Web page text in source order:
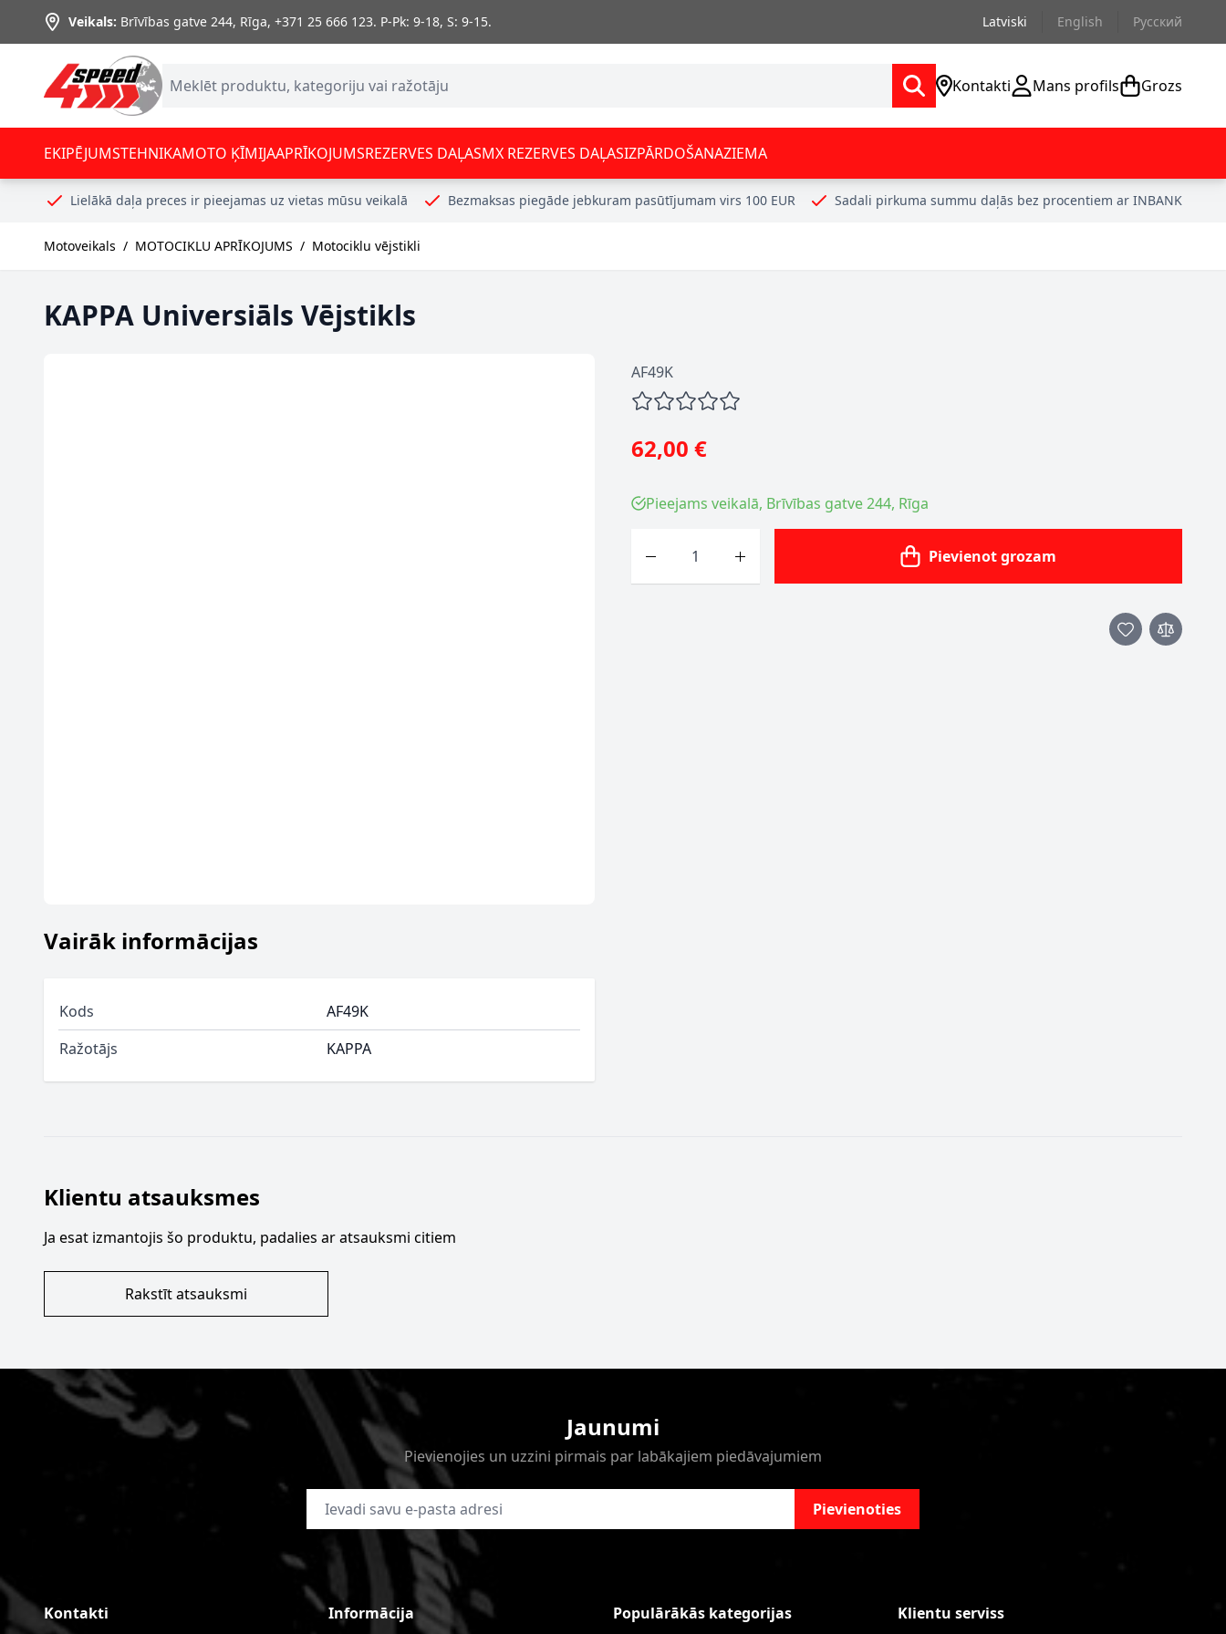
Skip to Content
Veikals: Brīvības gatve 244, Rīga, +371 25 666 123. P-Pk: 9-18, S: 9-15. Latviski English Русский
Kontakti Mans profils Grozs
EKIPĒJUMSTEHNIKAMOTO ĶĪMIJAAPRĪKOJUMSREZERVES DAĻASMX REZERVES DAĻASIZPĀRDOŠANAZIEMA
Lielākā daļa preces ir pieejamas uz vietas mūsu veikalā Bezmaksas piegāde jebkuram pasūtījumam virs 100 EUR Sadali pirkuma summu daļās bez procentiem ar INBANK
Motoveikals / MOTOCIKLU APRĪKOJUMS / Motociklu vējstikli
KAPPA Universiāls Vējstikls
AF49K
62,00 €
Pieejams veikalā, Brīvības gatve 244, Rīga
Pievienot grozam
Vairāk informācijas
Kods
AF49K
Ražotājs
KAPPA
Klientu atsauksmes
Ja esat izmantojis šo produktu, padalies ar atsauksmi citiem
Rakstīt atsauksmi
Jaunumi
Pievienojies un uzzini pirmais par labākajiem piedāvajumiem
E-pasta adrese Pievienoties
Kontakti Informācija Populārākās kategorijas Klientu serviss